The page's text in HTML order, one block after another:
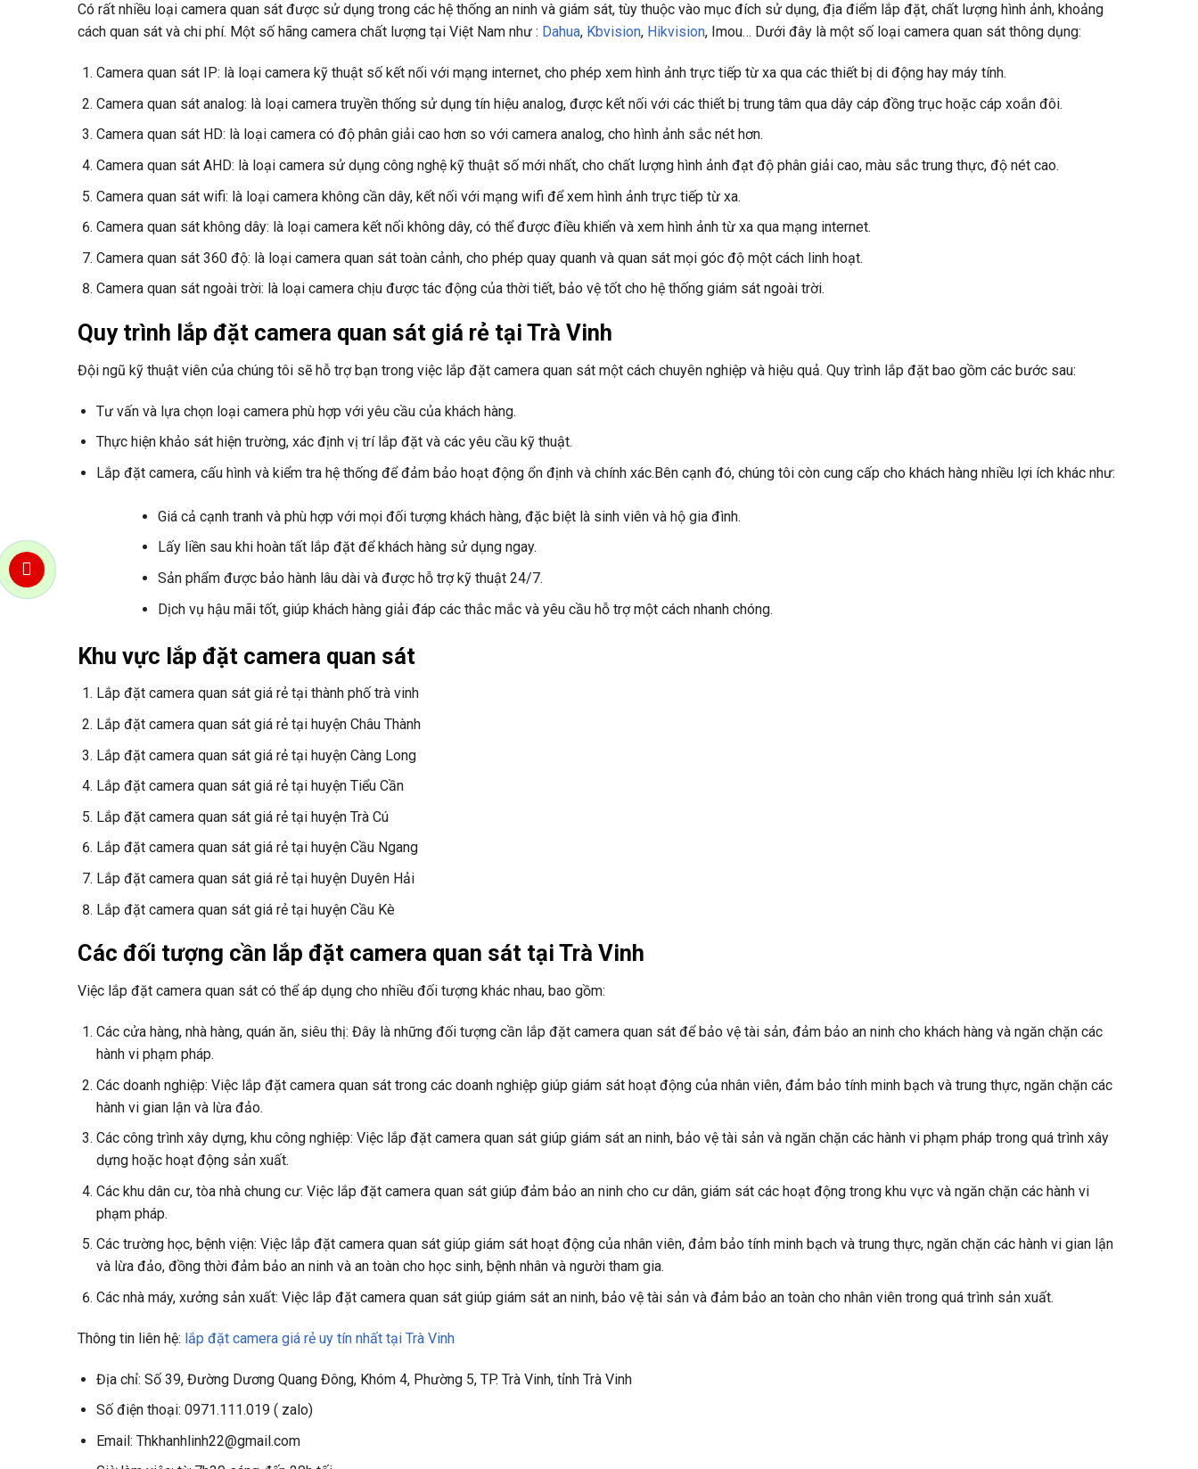
Có rất nhiều loại camera quan sát được sử dụng trong các hệ thống an ninh và giám sát, tùy thuộc vào mục đích sử dụng, địa điểm lắp đặt, chất lượng hình ảnh, khoảng
cách quan sát và chi phí. Một số hãng camera chất lượng tại Việt Nam như : Dahua, Kbvision, Hikvision, Imou… Dưới đây là một số loại camera quan sát thông dụng:
Camera quan sát IP: là loại camera kỹ thuật số kết nối với mạng internet, cho phép xem hình ảnh trực tiếp từ xa qua các thiết bị di động hay máy tính.
Camera quan sát analog: là loại camera truyền thống sử dụng tín hiệu analog, được kết nối với các thiết bị trung tâm qua dây cáp đồng trục hoặc cáp xoắn đôi.
Camera quan sát HD: là loại camera có độ phân giải cao hơn so với camera analog, cho hình ảnh sắc nét hơn.
Camera quan sát AHD: là loại camera sử dụng công nghệ kỹ thuật số mới nhất, cho chất lượng hình ảnh đạt độ phân giải cao, màu sắc trung thực, độ nét cao.
Camera quan sát wifi: là loại camera không cần dây, kết nối với mạng wifi để xem hình ảnh trực tiếp từ xa.
Camera quan sát không dây: là loại camera kết nối không dây, có thể được điều khiển và xem hình ảnh từ xa qua mạng internet.
Camera quan sát 360 độ: là loại camera quan sát toàn cảnh, cho phép quay quanh và quan sát mọi góc độ một cách linh hoạt.
Camera quan sát ngoài trời: là loại camera chịu được tác động của thời tiết, bảo vệ tốt cho hệ thống giám sát ngoài trời.
Quy trình lắp đặt camera quan sát giá rẻ tại Trà Vinh
Đội ngũ kỹ thuật viên của chúng tôi sẽ hỗ trợ bạn trong việc lắp đặt camera quan sát một cách chuyên nghiệp và hiệu quả. Quy trình lắp đặt bao gồm các bước sau:
Tư vấn và lựa chọn loại camera phù hợp với yêu cầu của khách hàng.
Thực hiện khảo sát hiện trường, xác định vị trí lắp đặt và các yêu cầu kỹ thuật.
Lắp đặt camera, cấu hình và kiểm tra hệ thống để đảm bảo hoạt động ổn định và chính xác.Bên cạnh đó, chúng tôi còn cung cấp cho khách hàng nhiều lợi ích khác như:
Giá cả cạnh tranh và phù hợp với mọi đối tượng khách hàng, đặc biệt là sinh viên và hộ gia đình.
Lấy liền sau khi hoàn tất lắp đặt để khách hàng sử dụng ngay.
Sản phẩm được bảo hành lâu dài và được hỗ trợ kỹ thuật 24/7.
Dịch vụ hậu mãi tốt, giúp khách hàng giải đáp các thắc mắc và yêu cầu hỗ trợ một cách nhanh chóng.
Khu vực lắp đặt camera quan sát
Lắp đặt camera quan sát giá rẻ tại thành phố trà vinh
Lắp đặt camera quan sát giá rẻ tại huyện Châu Thành
Lắp đặt camera quan sát giá rẻ tại huyện Càng Long
Lắp đặt camera quan sát giá rẻ tại huyện Tiểu Cần
Lắp đặt camera quan sát giá rẻ tại huyện Trà Cú
Lắp đặt camera quan sát giá rẻ tại huyện Cầu Ngang
Lắp đặt camera quan sát giá rẻ tại huyện Duyên Hải
Lắp đặt camera quan sát giá rẻ tại huyện Cầu Kè
Các đối tượng cần lắp đặt camera quan sát tại Trà Vinh
Việc lắp đặt camera quan sát có thể áp dụng cho nhiều đối tượng khác nhau, bao gồm:
Các cửa hàng, nhà hàng, quán ăn, siêu thị: Đây là những đối tượng cần lắp đặt camera quan sát để bảo vệ tài sản, đảm bảo an ninh cho khách hàng và ngăn chặn các
hành vi phạm pháp.
Các doanh nghiệp: Việc lắp đặt camera quan sát trong các doanh nghiệp giúp giám sát hoạt động của nhân viên, đảm bảo tính minh bạch và trung thực, ngăn chặn các
hành vi gian lận và lừa đảo.
Các công trình xây dựng, khu công nghiệp: Việc lắp đặt camera quan sát giúp giám sát an ninh, bảo vệ tài sản và ngăn chặn các hành vi phạm pháp trong quá trình xây
dựng hoặc hoạt động sản xuất.
Các khu dân cư, tòa nhà chung cư: Việc lắp đặt camera quan sát giúp đảm bảo an ninh cho cư dân, giám sát các hoạt động trong khu vực và ngăn chặn các hành vi
phạm pháp.
Các trường học, bệnh viện: Việc lắp đặt camera quan sát giúp giám sát hoạt động của nhân viên, đảm bảo tính minh bạch và trung thực, ngăn chặn các hành vi gian lận
và lừa đảo, đồng thời đảm bảo an ninh và an toàn cho học sinh, bệnh nhân và người tham gia.
Các nhà máy, xưởng sản xuất: Việc lắp đặt camera quan sát giúp giám sát an ninh, bảo vệ tài sản và đảm bảo an toàn cho nhân viên trong quá trình sản xuất.
Thông tin liên hệ: lắp đặt camera giá rẻ uy tín nhất tại Trà Vinh
Địa chỉ: Số 39, Đường Dương Quang Đông, Khóm 4, Phường 5, TP. Trà Vinh, tỉnh Trà Vinh
Số điện thoại: 0971.111.019 ( zalo)
Email: Thkhanhlinh22@gmail.com